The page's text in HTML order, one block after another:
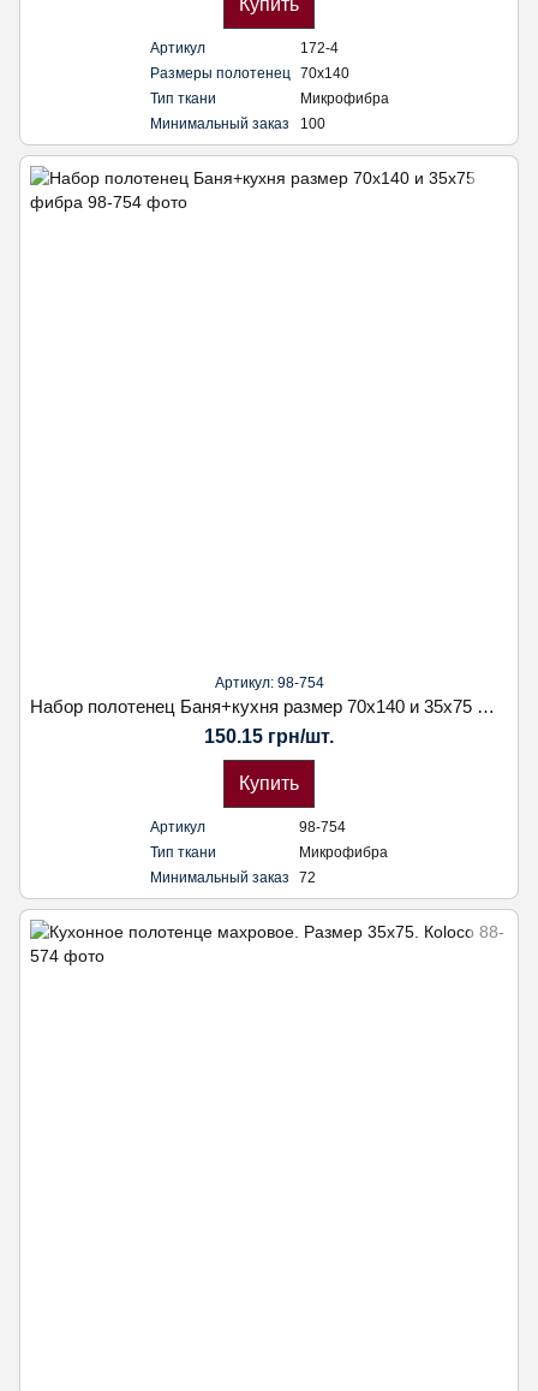
Купить
Артикул
172-4
Размеры полотенец
70х140
Тип ткани
Микрофибра
Минимальный заказ
100
Артикул: 98-754
Набор полотенец Баня+кухня размер 70х140 и 35х75 фибра
150.15 грн/шт.
Купить
Артикул
98-754
Тип ткани
Микрофибра
Минимальный заказ
72